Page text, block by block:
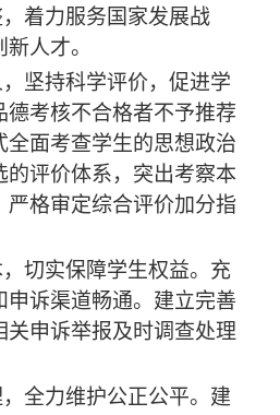
着力服务国家发展战
人才。
坚持科学评价，促进学
德考核不合格者不予推荐
全面考查学生的思想政治
的评价体系，突出考察本
严格审定综合评价加分指
切实保障学生权益。充
申诉渠道畅通。建立完善
关申诉举报及时调查处理
全力维护公正公平。建